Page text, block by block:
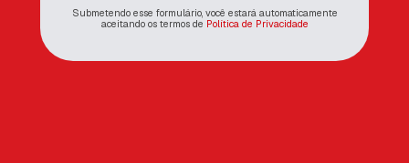
Submetendo esse formulário, você estará automaticamente
aceitando os termos de Política de Privacidade